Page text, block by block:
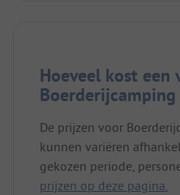
Hoeveel kost een
Boerderijcamping
De prijzen voor
kunnen variëren
gekozen periode,
prijzen op deze pagina.